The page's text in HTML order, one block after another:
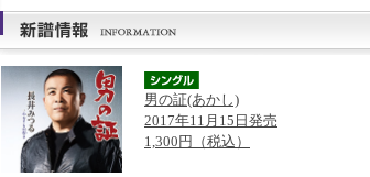
男の証(あかし)
2017年11月15日発売
1,300円（税込）